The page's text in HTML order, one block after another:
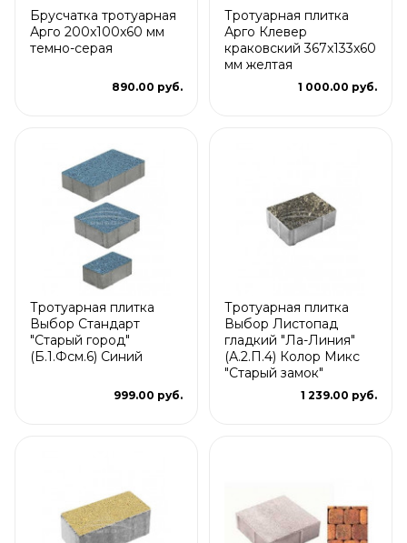
Брусчатка тротуарная
Арго 200x100x60 мм
темно-серая
890.00 руб.
Тротуарная плитка
Арго Клевер
краковский 367x133x60
мм желтая
1 000.00 руб.
Тротуарная плитка
Выбор Стандарт
"Старый город"
(Б.1.Фсм.6) Синий
999.00 руб.
Тротуарная плитка
Выбор Листопад
гладкий "Ла-Линия"
(А.2.П.4) Колор Микс
"Старый замок"
1 239.00 руб.